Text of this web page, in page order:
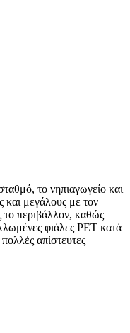
το νηπιαγωγείο και
και μεγάλους με τον
το περιβάλλον, καθώς
φιάλες PET κατά
απίστευτες